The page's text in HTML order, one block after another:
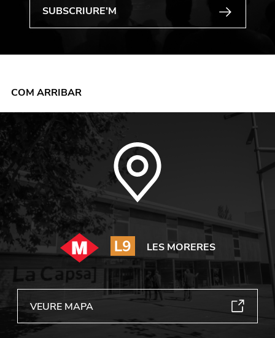
COM ARRIBAR
LES MORERES
VEURE MAPA